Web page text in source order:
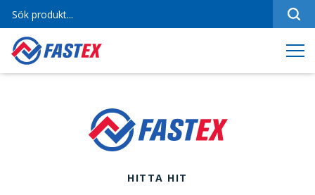
HITTA HIT
Varumärken
Jobba hos oss